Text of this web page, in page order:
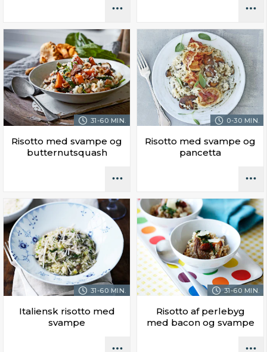
31-60 MIN.
Risotto med svampe og
butternutsquash
0-30 MIN.
Risotto med svampe og
pancetta
31-60 MIN.
Italiensk risotto med
svampe
31-60 MIN.
Risotto af perlebyg
med bacon og svampe